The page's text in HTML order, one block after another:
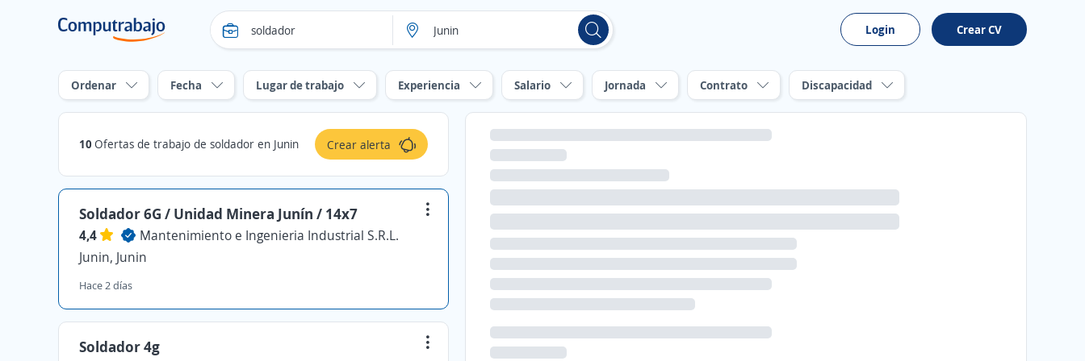
Login Crear CV
Ordenar Fecha Lugar de trabajo Experiencia Salario Jornada Contrato Discapacidad
10 Ofertas de trabajo de soldador en Junin Crear alerta
Soldador 6G / Unidad Minera Junín / 14x7
4,4
Mantenimiento e Ingenieria Industrial S.R.L.
Junin, Junin
Hace 2 días
Soldador 4g